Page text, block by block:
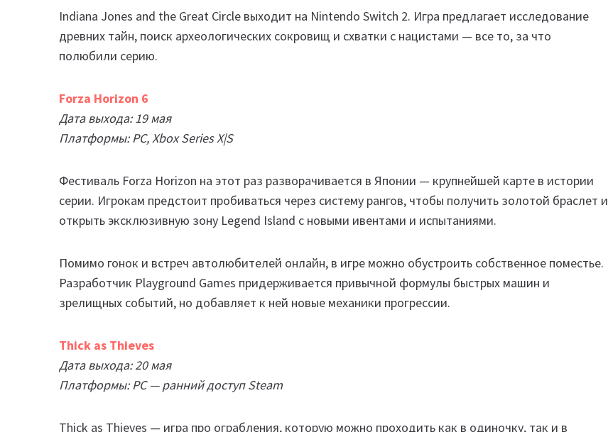
Indiana Jones and the Great Circle выходит на Nintendo Switch 2. Игра предлагает исследование
древних тайн, поиск археологических сокровищ и схватки с нацистами — все то, за что
полюбили серию.
Forza Horizon 6
Дата выхода: 19 мая
Платформы: PC, Xbox Series X|S
Фестиваль Forza Horizon на этот раз разворачивается в Японии — крупнейшей карте в истории
серии. Игрокам предстоит пробиваться через систему рангов, чтобы получить золотой браслет и
открыть эксклюзивную зону Legend Island с новыми ивентами и испытаниями.
Помимо гонок и встреч автолюбителей онлайн, в игре можно обустроить собственное поместье.
Разработчик Playground Games придерживается привычной формулы быстрых машин и
зрелищных событий, но добавляет к ней новые механики прогрессии.
Thick as Thieves
Дата выхода: 20 мая
Платформы: PC — ранний доступ Steam
Thick as Thieves — игра про ограбления, которую можно проходить как в одиночку, так и в